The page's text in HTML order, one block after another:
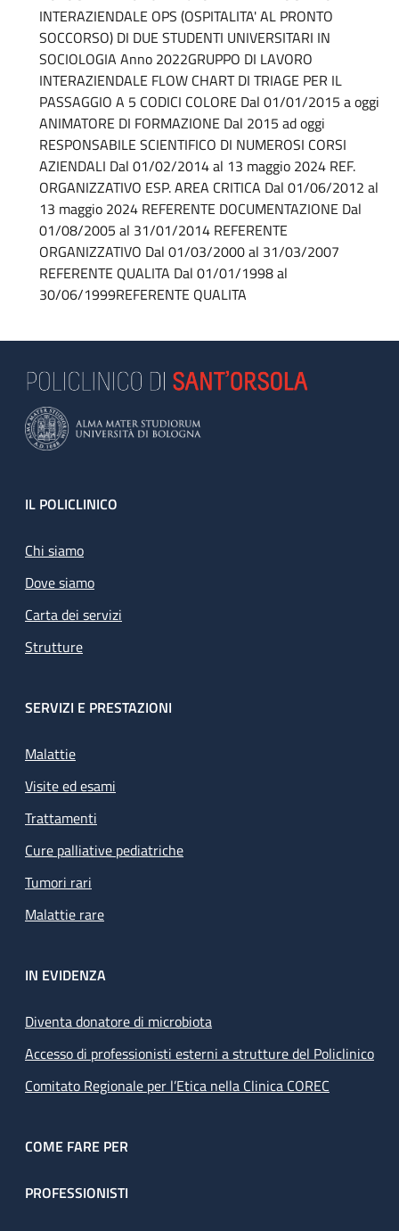
INTERAZIENDALE OPS (OSPITALITA' AL PRONTO
SOCCORSO) DI DUE STUDENTI UNIVERSITARI IN
SOCIOLOGIA Anno 2022GRUPPO DI LAVORO
INTERAZIENDALE FLOW CHART DI TRIAGE PER IL
PASSAGGIO A 5 CODICI COLORE Dal 01/01/2015 a oggi
ANIMATORE DI FORMAZIONE Dal 2015 ad oggi
RESPONSABILE SCIENTIFICO DI NUMEROSI CORSI
AZIENDALI Dal 01/02/2014 al 13 maggio 2024 REF.
ORGANIZZATIVO ESP. AREA CRITICA Dal 01/06/2012 al
13 maggio 2024 REFERENTE DOCUMENTAZIONE Dal
01/08/2005 al 31/01/2014 REFERENTE
ORGANIZZATIVO Dal 01/03/2000 al 31/03/2007
REFERENTE QUALITA Dal 01/01/1998 al
30/06/1999REFERENTE QUALITA
Footer
IL POLICLINICO
Chi siamo
Dove siamo
Carta dei servizi
Strutture
SERVIZI E PRESTAZIONI
Malattie
Visite ed esami
Trattamenti
Cure palliative pediatriche
Tumori rari
Malattie rare
IN EVIDENZA
Diventa donatore di microbiota
Accesso di professionisti esterni a strutture del Policlinico
Comitato Regionale per l’Etica nella Clinica COREC
COME FARE PER
PROFESSIONISTI